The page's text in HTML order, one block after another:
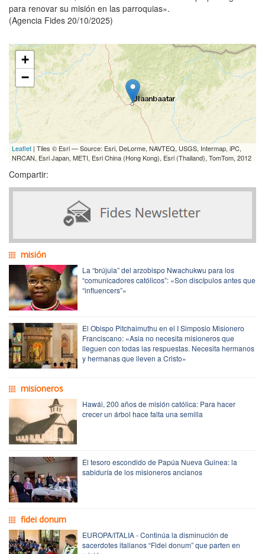
para renovar su misión en las parroquias».
(Agencia Fides 20/10/2025)
+
−
Leaflet | Tiles © Esri — Source: Esri, DeLorme, NAVTEQ, USGS, Intermap, iPC,
NRCAN, Esri Japan, METI, Esri China (Hong Kong), Esri (Thailand), TomTom, 2012
Compartir:
misión
La “brújula” del arzobispo Nwachukwu para los
“comunicadores católicos”: «Son discípulos antes que
“influencers”»
El Obispo Pitchaimuthu en el I Simposio Misionero
Franciscano: «Asia no necesita misioneros que
lleguen con todas las respuestas. Necesita hermanos
y hermanas que lleven a Cristo»
misioneros
Hawái, 200 años de misión católica: Para hacer
crecer un árbol hace falta una semilla
El tesoro escondido de Papúa Nueva Guinea: la
sabiduría de los misioneros ancianos
fidei donum
EUROPA/ITALIA - Continúa la disminución de
sacerdotes italianos “Fidei donum” que parten en